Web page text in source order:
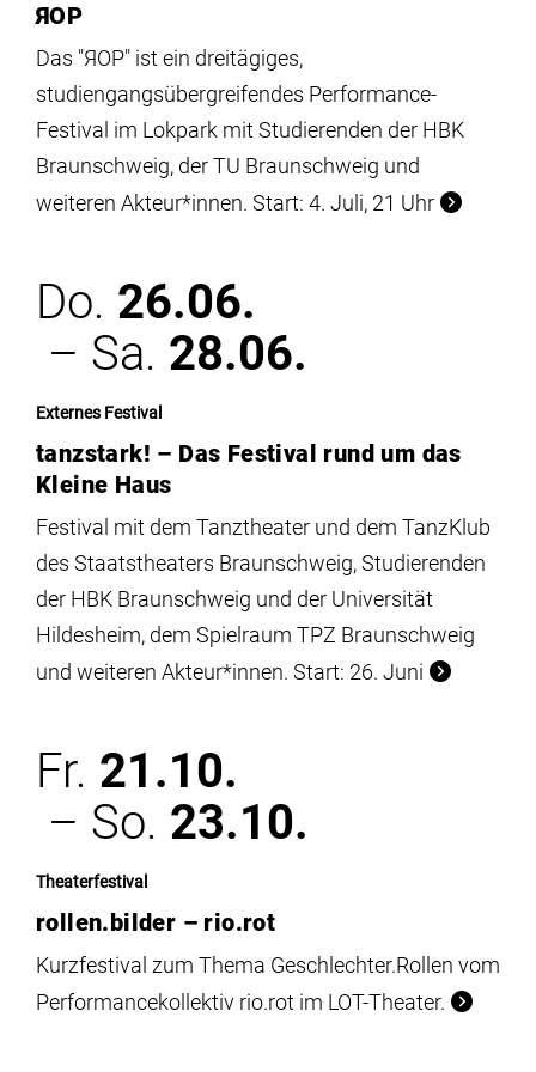
ЯOP
Das "ЯOP" ist ein dreitägiges,
studiengangsübergreifendes Performance-
Festival im Lokpark mit Studierenden der HBK
Braunschweig, der TU Braunschweig und
weiteren Akteur*innen. Start: 4. Juli, 21 Uhr
Do. 26.06.
– Sa. 28.06.
Externes Festival
tanzstark! – Das Festival rund um das
Kleine Haus
Festival mit dem Tanztheater und dem TanzKlub
des Staatstheaters Braunschweig, Studierenden
der HBK Braunschweig und der Universität
Hildesheim, dem Spielraum TPZ Braunschweig
und weiteren Akteur*innen. Start: 26. Juni
Fr. 21.10.
– So. 23.10.
Theaterfestival
rollen.bilder – rio.rot
Kurzfestival zum Thema Geschlechter.Rollen vom
Performancekollektiv rio.rot im LOT-Theater.